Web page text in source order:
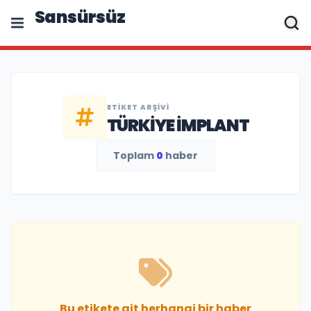
Sansürsüz
ETIKET ARŞIVI
TÜRKIYE IMPLANT
Toplam 0 haber